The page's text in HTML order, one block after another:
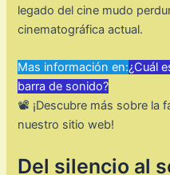
legado del cine mudo
cinematográfica actual.
Mas información en:¿Cuál
barra de sonido?
📽️ ¡Descubre más sobre la
nuestro sitio web!
Del silencio al